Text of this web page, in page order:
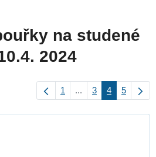
na studené
2024
1 ... 3 4 5